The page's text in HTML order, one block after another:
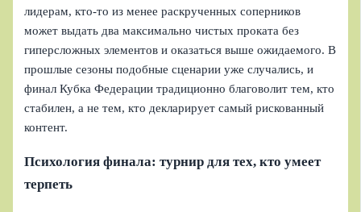
лидерам, кто-то из менее раскрученных соперников
может выдать два максимально чистых проката без
гиперсложных элементов и оказаться выше ожидаемого. В
прошлые сезоны подобные сценарии уже случались, и
финал Кубка Федерации традиционно благоволит тем, кто
стабилен, а не тем, кто декларирует самый рискованный
контент.
Психология финала: турнир для тех, кто умеет
терпеть